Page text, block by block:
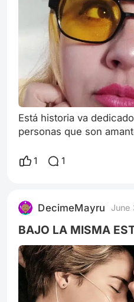
Está historia va
personas que son
con cariño escrito por
de mi hija para plasmar
siento sentire por mi
Instagram que un
1 1
DecimeMayru June
BAJO LA MISMA